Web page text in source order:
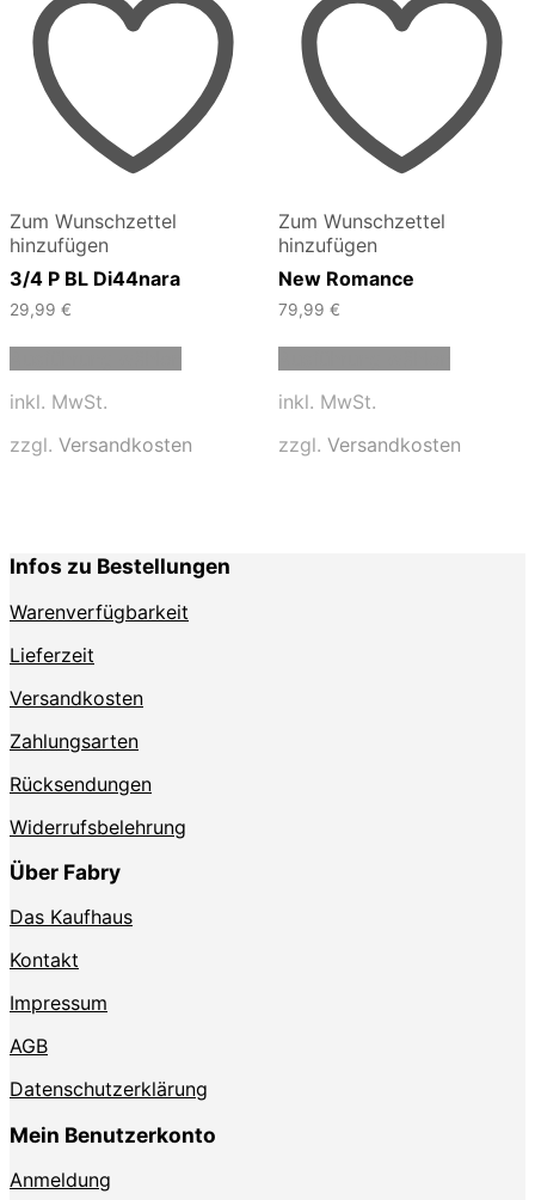
Zum Wunschzettel
hinzufügen
3/4 P BL Di44nara
29,99 €
auf.
der
Produktseite
gewählt
inkl. MwSt.
zzgl. Versandkosten
Zum Wunschzettel
hinzufügen
New Romance
79,99 €
auf.
inkl. MwSt.
zzgl. Versandkosten
Infos zu Bestellungen
Warenverfügbarkeit
Lieferzeit
Versandkosten
Zahlungsarten
Rücksendungen
Widerrufsbelehrung
Über Fabry
Das Kaufhaus
Kontakt
Impressum
AGB
Datenschutzerklärung
Mein Benutzerkonto
Anmeldung